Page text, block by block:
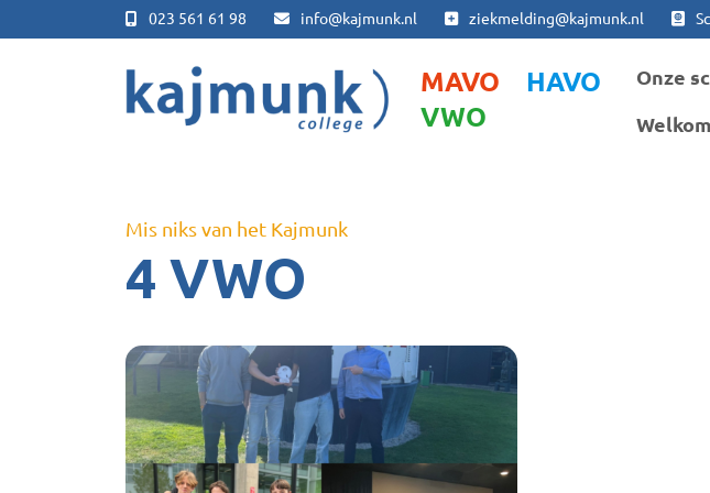
023 561 61 98 info@kajmunk.nl ziekmelding@kajmunk.nl
MAVO
HAVO
VWO
Onze
Mis niks van het Kajmunk
4 VWO